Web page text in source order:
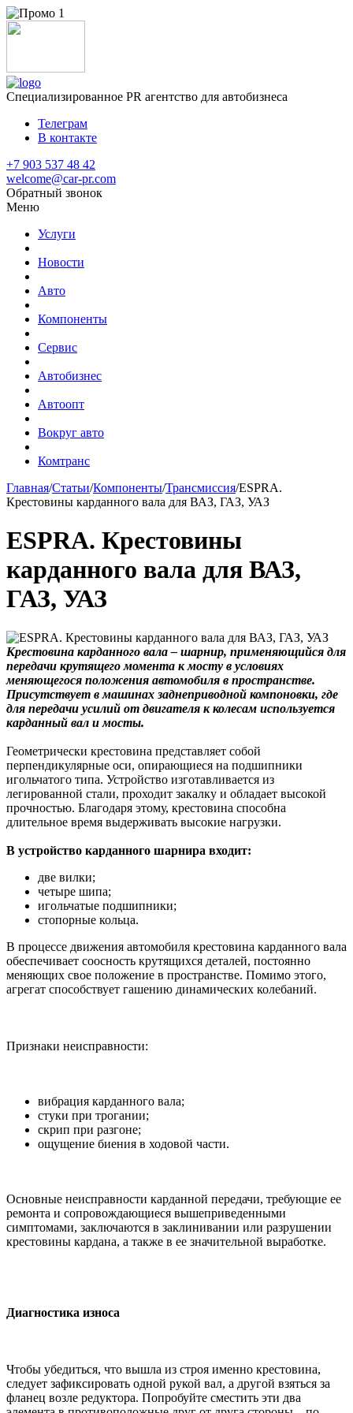
Специализированное PR агентство для автобизнеса
Телеграм
В контакте
+7 903 537 48 42
welcome@car-pr.com
Обратный звонок
Меню
Услуги
Новости
Авто
Компоненты
Сервис
Автобизнес
Автоопт
Вокруг авто
Комтранс
Главная/Статьи/Компоненты/Трансмиссия/ESPRA.
Крестовины карданного вала для ВАЗ, ГАЗ, УАЗ
ESPRA. Крестовины
карданного вала для ВАЗ,
ГАЗ, УАЗ
Крестовина карданного вала – шарнир, применяющийся для
передачи крутящего момента к мосту в условиях
меняющегося положения автомобиля в пространстве.
Присутствует в машинах заднеприводной компоновки, где
для передачи усилий от двигателя к колесам используется
карданный вал и мосты.
Геометрически крестовина представляет собой
перпендикулярные оси, опирающиеся на подшипники
игольчатого типа. Устройство изготавливается из
легированной стали, проходит закалку и обладает высокой
прочностью. Благодаря этому, крестовина способна
длительное время выдерживать высокие нагрузки.
В устройство карданного шарнира входит:
две вилки;
четыре шипа;
игольчатые подшипники;
стопорные кольца.
В процессе движения автомобиля крестовина карданного вала
обеспечивает соосность крутящихся деталей, постоянно
меняющих свое положение в пространстве. Помимо этого,
агрегат способствует гашению динамических колебаний.
Признаки неисправности:
вибрация карданного вала;
стуки при трогании;
скрип при разгоне;
ощущение биения в ходовой части.
Основные неисправности карданной передачи, требующие ее
ремонта и сопровождающиеся вышеприведенными
симптомами, заключаются в заклинивании или разрушении
крестовины кардана, а также в ее значительной выработке.
Диагностика износа
Чтобы убедиться, что вышла из строя именно крестовина,
следует зафиксировать одной рукой вал, а другой взяться за
фланец возле редуктора. Попробуйте сместить эти два